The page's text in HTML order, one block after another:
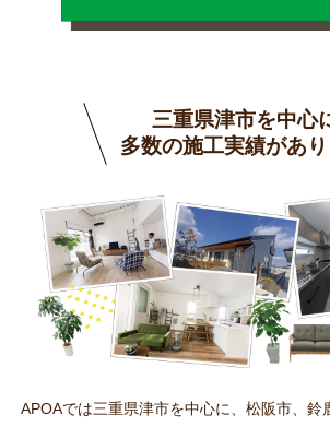
三重県津市を中心
多数の施工実績があ
APOAでは三重県津市を中心に、松阪市、鈴